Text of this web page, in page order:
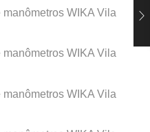
manômetros WIKA Vila
manômetros WIKA Vila
manômetros WIKA Vila